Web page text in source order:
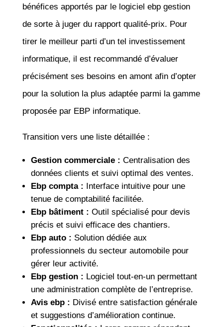
bénéfices apportés par le logiciel ebp gestion
de sorte à juger du rapport qualité-prix. Pour
tirer le meilleur parti d’un tel investissement
informatique, il est recommandé d’évaluer
précisément ses besoins en amont afin d’opter
pour la solution la plus adaptée parmi la gamme
proposée par EBP informatique.
Transition vers une liste détaillée :
Gestion commerciale : Centralisation des
données clients et suivi optimal des ventes.
Ebp compta : Interface intuitive pour une
tenue de comptabilité facilitée.
Ebp bâtiment : Outil spécialisé pour devis
précis et suivi efficace des chantiers.
Ebp auto : Solution dédiée aux
professionnels du secteur automobile pour
gérer leur activité.
Ebp gestion : Logiciel tout-en-un permettant
une administration complète de l’entreprise.
Avis ebp : Divisé entre satisfaction générale
et suggestions d’amélioration continue.